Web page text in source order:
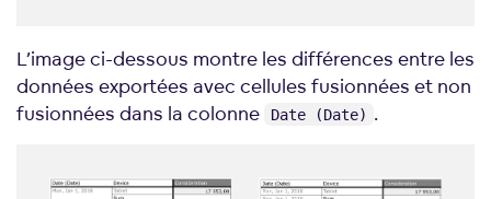
L’image ci-dessous montre les différences entre les
données exportées avec cellules fusionnées et non
fusionnées dans la colonne
Date (Date) .